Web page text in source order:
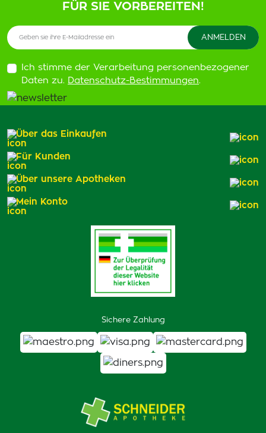
FÜR SIE VORBEREITEN!
Ich stimme der Verarbeitung personenbezogener
Daten zu. Datenschutz-Bestimmungen.
Sichere Zahlung
Über das Einkaufen
Für Kunden
Über unsere Apotheken
Mein Konto